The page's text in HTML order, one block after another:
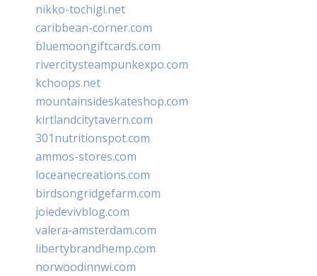
nikko-tochigi.net
caribbean-corner.com
bluemoongiftcards.com
rivercitysteampunkexpo.com
kchoops.net
mountainsideskateshop.com
kirtlandcitytavern.com
301nutritionspot.com
ammos-stores.com
loceanecreations.com
birdsongridgefarm.com
joiedevivblog.com
valera-amsterdam.com
libertybrandhemp.com
norwoodinnwi.com